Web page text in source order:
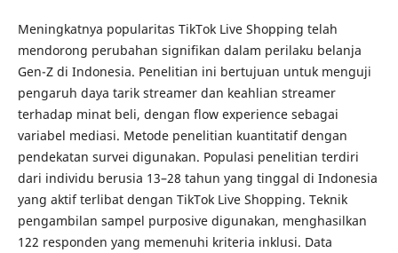
Meningkatnya popularitas TikTok Live Shopping telah
mendorong perubahan signifikan dalam perilaku belanja
Gen-Z di Indonesia. Penelitian ini bertujuan untuk menguji
pengaruh daya tarik streamer dan keahlian streamer
terhadap minat beli, dengan flow experience sebagai
variabel mediasi. Metode penelitian kuantitatif dengan
pendekatan survei digunakan. Populasi penelitian terdiri
dari individu berusia 13–28 tahun yang tinggal di Indonesia
yang aktif terlibat dengan TikTok Live Shopping. Teknik
pengambilan sampel purposive digunakan, menghasilkan
122 responden yang memenuhi kriteria inklusi. Data